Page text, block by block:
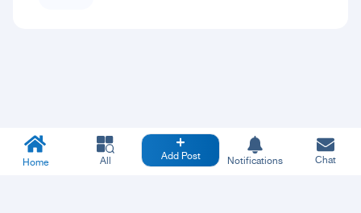
Home All Add Post Notifications Chat